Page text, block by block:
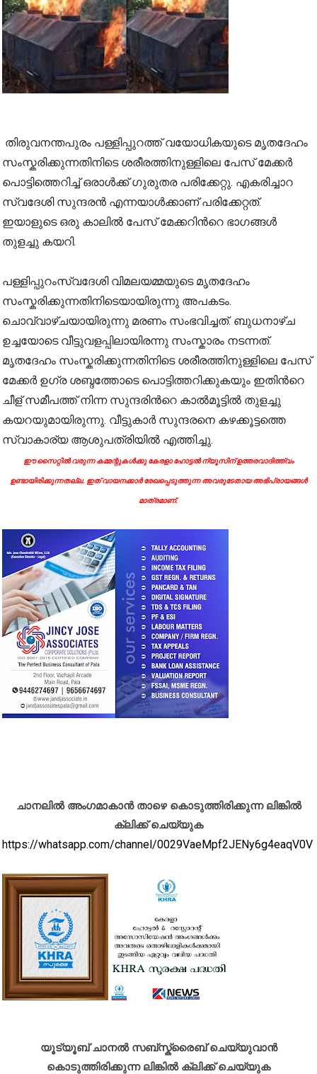
തിരുവനന്തപുരം പള്ളിപ്പുറത്ത് വയോധികയുടെ മൃതദേഹം
സംസ്കരിക്കുന്നതിനിടെ ശരീരത്തിനുള്ളിലെ പേസ് മേക്കർ
പൊട്ടിത്തെറിച്ച് ഒരാള്‍ക്ക് ഗുരുതര പരിക്കേറ്റു. എകരിച്ചാറ
സ്വദേശി സുന്ദരൻ എന്നയാൾക്കാണ് പരിക്കേറ്റത്.
ഇയാളുടെ ഒരു കാലിൽ പേസ് മേക്കറിന്‍റെ ഭാഗങ്ങള്‍
തുളച്ചു കയറി.
പള്ളിപ്പുറംസ്വദേശി വിമലയമ്മയുടെ മൃതദേഹം
സംസ്കരിക്കുന്നതിനിടെയായിരുന്നു അപകടം.
ചൊവ്വാഴ്ചയായിരുന്നു മരണം സംഭവിച്ചത്. ബുധനാഴ്ച
ഉച്ചയോടെ വീട്ടുവളപ്പിലായിരന്നു സംസ്കാരം നടന്നത്.
മൃതദേഹം സംസ്കരിക്കുന്നതിനിടെ ശരീരത്തിനുള്ളിലെ പേസ്
മേക്കർ ഉഗ്ര ശബ്ദത്തോടെ പൊട്ടിത്തറിക്കുകയും ഇതിന്‍റെ
ചീള് സമീപത്ത് നിന്ന സുന്ദരിന്‍റെ കാൽമൂട്ടിൽ തുളച്ചു
കയറയുമായിരുന്നു. വീട്ടുകാർ സുന്ദരനെ കഴക്കൂട്ടത്തെ
സ്വാകാര്യ ആശുപത്രിയിൽ എത്തിച്ചു.
ഈ സൈറ്റിൽ വരുന്ന കമ്മന്റുകൾക്കു കേരളാ ഹോട്ടൽ ന്യൂസിന് ഉത്തരവാദിത്ത്വം
ഉണ്ടായിരിക്കുന്നതല്ല. ഇത് വായനക്കാർ രേഖപ്പെടുത്തുന്ന അവരുടേതായ അഭിപ്രായങ്ങൾ
മാത്രമാണ്.
ചാനലിൽ അംഗമാകാൻ താഴെ കൊടുത്തിരിക്കുന്ന ലിങ്കിൽ
ക്ലിക്ക് ചെയ്യുക
https://whatsapp.com/channel/0029VaeMpf2JENy6g4eaqV0V
യൂട്യൂബ് ചാനൽ സബ്സ്ക്രൈബ് ചെയ്യുവാൻ
കൊടുത്തിരിക്കുന്ന ലിങ്കിൽ ക്ലിക്ക് ചെയ്യുക